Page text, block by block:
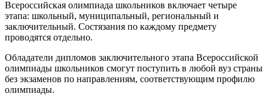
Всероссийская олимпиада школьников включает четыре
этапа: школьный, муниципальный, региональный и
заключительный. Состязания по каждому предмету
проводятся отдельно.
Обладатели дипломов заключительного этапа Всероссийской
олимпиады школьников смогут поступить в любой вуз страны
без экзаменов по направлениям, соответствующим профилю
олимпиады.